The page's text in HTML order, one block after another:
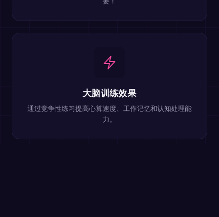
大脑训练效果
通过竞争性练习提高心算速度、工作记忆和认知处理能
力。